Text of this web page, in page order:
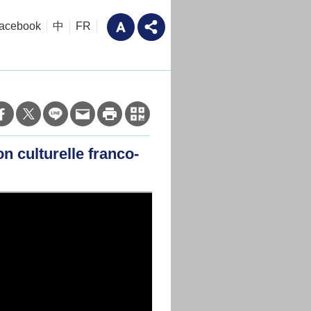
中 FR
culturelle franco-